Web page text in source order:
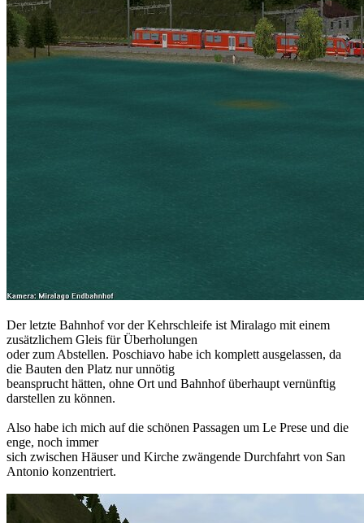
Der letzte Bahnhof vor der Kehrschleife ist Miralago mit einem
zusätzlichem Gleis für Überholungen
oder zum Abstellen. Poschiavo habe ich komplett ausgelassen, da
die Bauten den Platz nur unnötig
beansprucht hätten, ohne Ort und Bahnhof überhaupt vernünftig
darstellen zu können.
Also habe ich mich auf die schönen Passagen um Le Prese und die
enge, noch immer
sich zwischen Häuser und Kirche zwängende Durchfahrt von San
Antonio konzentriert.